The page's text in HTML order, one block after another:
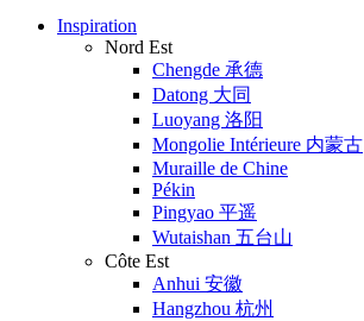
Inspiration
Nord Est
Chengde 承德
Datong 大同
Luoyang 洛阳
Mongolie Intérieure 内蒙古
Muraille de Chine
Pékin
Pingyao 平遥
Wutaishan 五台山
Côte Est
Anhui 安徽
Hangzhou 杭州